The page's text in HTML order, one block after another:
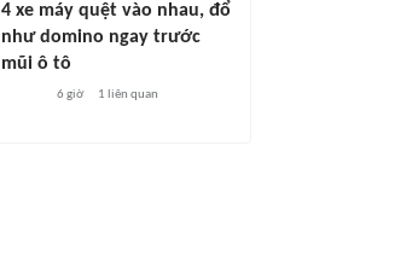
4 xe máy quệt vào nhau, đổ
như domino ngay trước
mũi ô tô
6 giờ 1 liên quan